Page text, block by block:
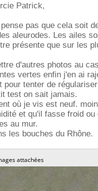
Patrick,
pas que cela soit
aleurodes. Les ailes
présente que sur les
d'autres photos au
vertes enfin j'en ai
pour tenter de
test on sait jamais.
où je vis est neuf.
et qu'il fasse froid ou
au mur.
les bouches du Rhône.
attachées